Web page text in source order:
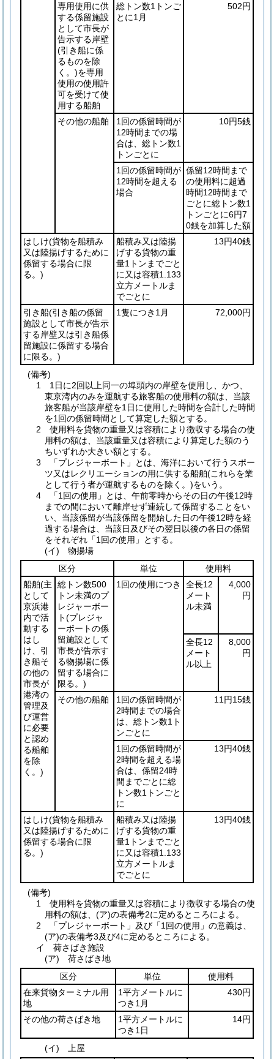
専用使用に供
する係留施設
として市長が
告示する岸壁
(引き船に係
るものを除
く。)を専用
使用の使用許
可を受けて使
用する船舶
総トン数1トンご
とに1月
502円
その他の船舶
1回の係留時間が
12時間までの場
合は、総トン数1
トンごとに
10円5銭
1回の係留時間が
12時間を超える
場合
係留12時間まで
の使用料に超過
時間12時間まで
ごとに総トン数1
トンごとに6円7
0銭を加算した額
はしけ(貨物を船積み
又は陸揚げするために
係留する場合に限
る。)
船積み又は陸揚
げする貨物の重
量1トンまでごと
に又は容積1.133
立方メートルま
でごとに
13円40銭
引き船(引き船の係留
施設として市長が告示
する岸壁又は引き船係
留施設に係留する場合
に限る。)
1隻につき1月 72,000円
(備考)
1 1日に2回以上同一の埠頭内の岸壁を使用し、かつ、
東京湾内のみを運航する旅客船の使用料の額は、当該
旅客船が当該岸壁を1日に使用した時間を合計した時間
を1回の係留時間として算定した額とする。
2 使用料を貨物の重量又は容積により徴収する場合の使
用料の額は、当該重量又は容積により算定した額のう
ちいずれか大きい額とする。
3 「プレジャーボート」とは、海洋において行うスポー
ツ又はレクリエーションの用に供する船舶(これらを業
として行う者が運航するものを除く。)をいう。
4 「1回の使用」とは、午前零時からその日の午後12時
までの間において離岸せず連続して係留することをい
い、当該係留が当該係留を開始した日の午後12時を経
過する場合は、当該日及びその翌日以後の各日の係留
をそれぞれ「1回の使用」とする。
(イ) 物揚場
区分
単位
使用料
船舶(主
として
京浜港
内で活
動する
はし
け、引
き船そ
の他の
市長が
港湾の
管理及
び運営
に必要
と認め
る船舶
を除
く。)
総トン数500
トン未満のプ
レジャーボー
ト(プレジャ
ーボートの係
留施設として
市長が告示す
る物揚場に係
留する場合に
限る。)
1回の使用につき
全長12
メート
ル未満
4,000
円
全長12
メート
ル以上
8,000
円
その他の船舶
1回の係留時間が
2時間までの場合
は、総トン数1ト
ンごとに
11円15銭
1回の係留時間が
2時間を超える場
合は、係留24時
間までごとに総
トン数1トンごと
に
13円40銭
はしけ(貨物を船積み
又は陸揚げするために
係留する場合に限
る。)
船積み又は陸揚
げする貨物の重
量1トンまでごと
に又は容積1.133
立方メートルま
でごとに
13円40銭
(備考)
1 使用料を貨物の重量又は容積により徴収する場合の使
用料の額は、(ア)の表備考2に定めるところによる。
2 「プレジャーボート」及び「1回の使用」の意義は、
(ア)の表備考3及び4に定めるところによる。
イ 荷さばき施設
(ア) 荷さばき地
区分
単位
使用料
在来貨物ターミナル用
地
1平方メートルに
つき1月
430円
その他の荷さばき地
1平方メートルに
つき1日
14円
(イ) 上屋